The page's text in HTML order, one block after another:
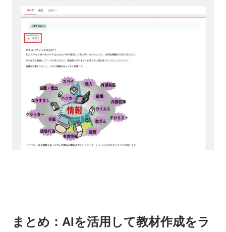
まとめ：AIを活用して教材作成をラ